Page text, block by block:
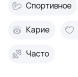
Спортивное
Карие
Часто